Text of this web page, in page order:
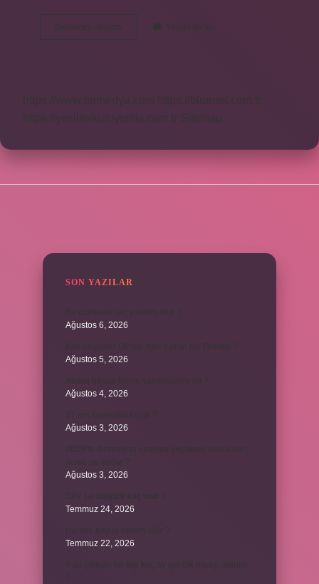
Devamını okuyun
Kadında
Neden
Yorum Bırak
https://www.rinmedya.com
https://bluenet.com.tr
https://yesillerkuruyemis.com.tr Sitemap
SON YAZILAR
Ağustos 6, 2026
Ağustos 5, 2026
Ağustos 4, 2026
Ağustos 3, 2026
Ağustos 3, 2026
Temmuz 24, 2026
Temmuz 22, 2026